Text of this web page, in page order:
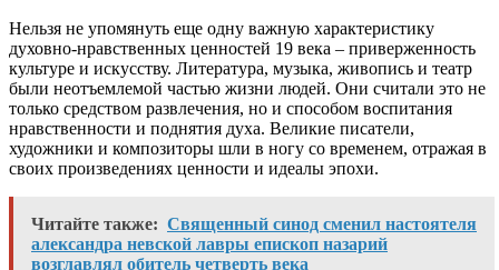
Нельзя не упомянуть еще одну важную характеристику
духовно-нравственных ценностей 19 века – приверженность
культуре и искусству. Литература, музыка, живопись и театр
были неотъемлемой частью жизни людей. Они считали это не
только средством развлечения, но и способом воспитания
нравственности и поднятия духа. Великие писатели,
художники и композиторы шли в ногу со временем, отражая в
своих произведениях ценности и идеалы эпохи.
Читайте также: Священный синод сменил настоятеля
александра невской лавры епископ назарий
возглавлял обитель четверть века